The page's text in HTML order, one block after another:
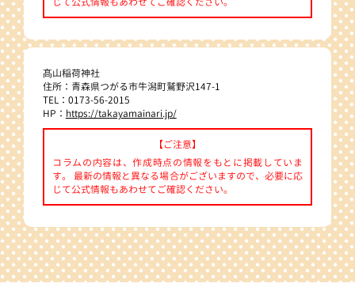
髙山稲荷神社
住所：青森県つがる市牛潟町鷲野沢147-1
TEL：0173-56-2015
HP： https://takayamainari.jp/
【ご注意】
コラムの内容は、作成時点の情報をもとに掲載していま
す。 最新の情報と異なる場合がございますので、必要に応
じて公式情報もあわせてご確認ください。